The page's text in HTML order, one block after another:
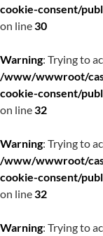
cookie-consent/
on line30
Warning: Trying to
/www/wwwroot/
cookie-consent/
on line32
Warning: Trying to
/www/wwwroot/
cookie-consent/
on line32
Warning: Trying to